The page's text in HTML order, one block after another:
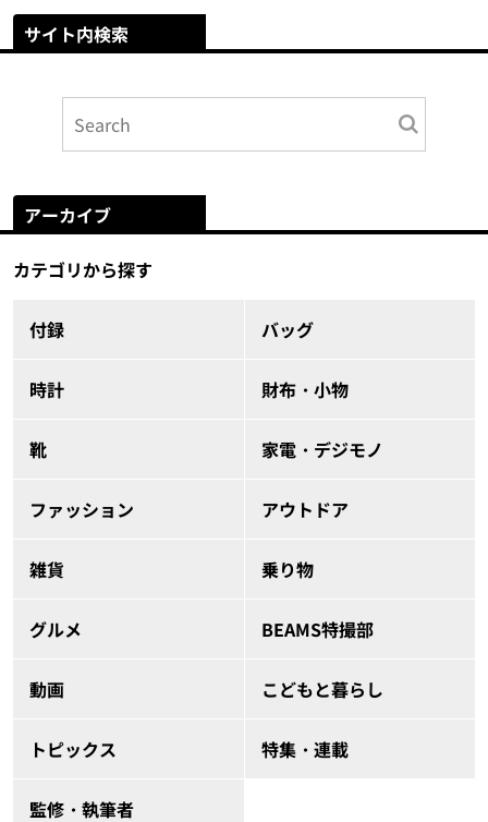
サイト内検索
アーカイブ
カテゴリから探す
付録 バッグ
時計 財布・小物
靴 家電・デジモノ
ファッション アウトドア
雑貨 乗り物
グルメ BEAMS特撮部
動画 こどもと暮らし
トピックス 特集・連載
監修・執筆者